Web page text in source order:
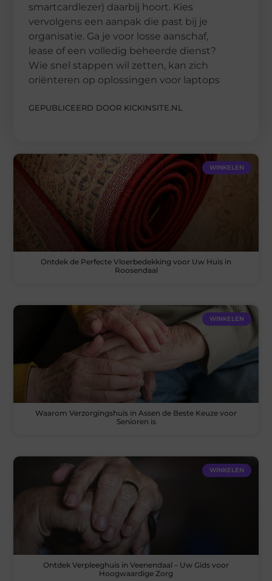
smartcardlezer) daarbij hoort. Kies
vervolgens een aanpak die past bij je
organisatie. Ga je voor losse aanschaf,
lease of een volledig beheerde dienst?
Wie snel stappen wil zetten, kan zich
oriënteren op oplossingen voor laptops
GEPUBLICEERD DOOR KICKINSITE.NL
WINKELEN
Ontdek de Perfecte Vloerbedekking voor Uw Huis in
Roosendaal
WINKELEN
Waarom Verzorgingshuis in Assen de Beste Keuze voor
Senioren is
WINKELEN
Ontdek Verpleeghuis in Veenendaal – Uw Gids voor
Hoogwaardige Zorg